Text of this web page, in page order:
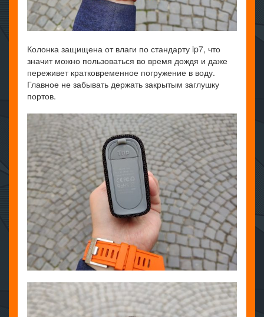
Колонка защищена от влаги по стандарту ip7, что
значит можно пользоваться во время дождя и даже
переживет кратковременное погружение в воду.
Главное не забывать держать закрытым заглушку
портов.